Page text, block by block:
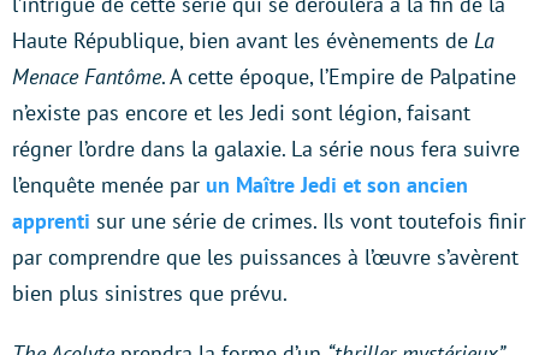
Haute République, bien avant les évènements de La
Menace Fantôme. A cette époque, l’Empire de Palpatine
n’existe pas encore et les Jedi sont légion, faisant
régner l’ordre dans la galaxie. La série nous fera suivre
l’enquête menée par un Maître Jedi et son ancien
apprenti sur une série de crimes. Ils vont toutefois finir
par comprendre que les puissances à l’œuvre s’avèrent
bien plus sinistres que prévu.